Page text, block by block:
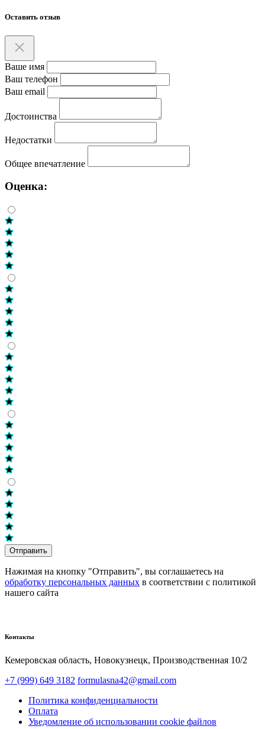
Оставить отзыв
Ваше имя
Ваш телефон
Ваш email
Достоинства
Недостатки
Общее впечатление
Оценка:
Отправить
Нажимая на кнопку "Отправить", вы соглашаетесь на
обработку персональных данных в соответствии с политикой
нашего сайта
Контакты
Кемеровская область, Новокузнецк,​ Производственная 10/2
+7 (999) 649 3182 formulasna42@gmail.com
Политика конфиденциальности
Оплата
Уведомление об использовании cookie файлов